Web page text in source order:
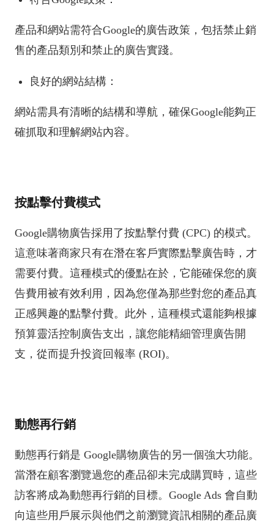
產品和網站需符合Google的廣告政策，包括禁止銷
售的產品類別和禁止的廣告實踐。
良好的網站結構：
網站需具有清晰的結構和導航，確保Google能夠正
確抓取和理解網站內容。
按點擊付費模式
Google購物廣告採用了按點擊付費 (CPC) 的模式。
這意味著商家只有在潛在客戶實際點擊廣告時，才
需要付費。這種模式的優點在於，它能確保您的廣
告費用被有效利用，因為您僅為那些對您的產品真
正感興趣的點擊付費。此外，這種模式還能夠根據
預算靈活控制廣告支出，讓您能精細管理廣告開
支，從而提升投資回報率 (ROI)。
動態再行銷
動態再行銷是 Google購物廣告的另一個強大功能。
當潛在顧客瀏覽過您的產品卻未完成購買時，這些
訪客將成為動態再行銷的目標。Google Ads 會自動
向這些用戶展示與他們之前瀏覽資訊相關的產品廣